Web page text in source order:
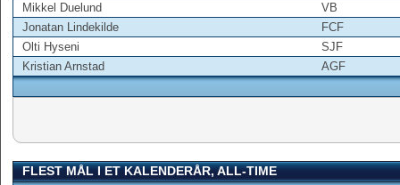
Mikkel Duelund
VB
Jonatan Lindekilde
FCF
Olti Hyseni
SJF
Kristian Arnstad
AGF
FLEST MÅL I ET KALENDERÅR, ALL-TIME